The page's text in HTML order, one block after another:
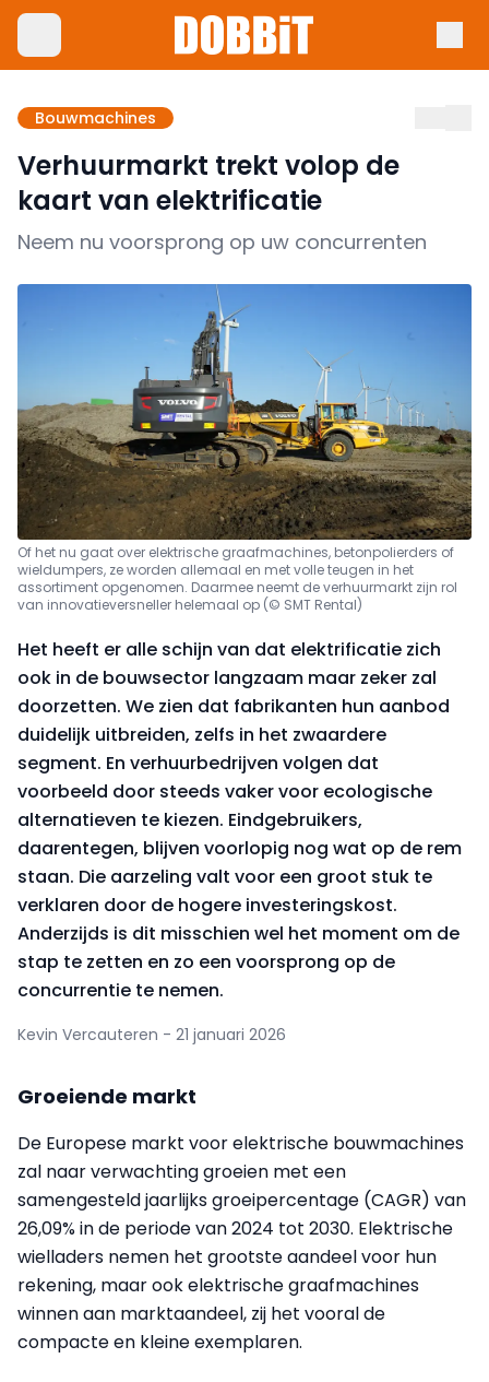
Bouwmachines
Verhuurmarkt trekt volop de
kaart van elektrificatie
Neem nu voorsprong op uw concurrenten
Of het nu gaat over elektrische graafmachines, betonpolierders of
wieldumpers, ze worden allemaal en met volle teugen in het
assortiment opgenomen. Daarmee neemt de verhuurmarkt zijn rol
van innovatieversneller helemaal op (© SMT Rental)
Het heeft er alle schijn van dat elektrificatie zich
ook in de bouwsector langzaam maar zeker zal
doorzetten. We zien dat fabrikanten hun aanbod
duidelijk uitbreiden, zelfs in het zwaardere
segment. En verhuurbedrijven volgen dat
voorbeeld door steeds vaker voor ecologische
alternatieven te kiezen. Eindgebruikers,
daarentegen, blijven voorlopig nog wat op de rem
staan. Die aarzeling valt voor een groot stuk te
verklaren door de hogere investeringskost.
Anderzijds is dit misschien wel het moment om de
stap te zetten en zo een voorsprong op de
concurrentie te nemen.
Kevin Vercauteren - 21 januari 2026
Groeiende markt
De Europese markt voor elektrische bouwmachines
zal naar verwachting groeien met een
samengesteld jaarlijks groeipercentage (CAGR) van
26,09% in de periode van 2024 tot 2030. Elektrische
wielladers nemen het grootste aandeel voor hun
rekening, maar ook elektrische graafmachines
winnen aan marktaandeel, zij het vooral de
compacte en kleine exemplaren.